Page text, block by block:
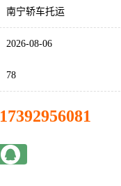
南宁轿车托运
2026-08-06
78
17392956081